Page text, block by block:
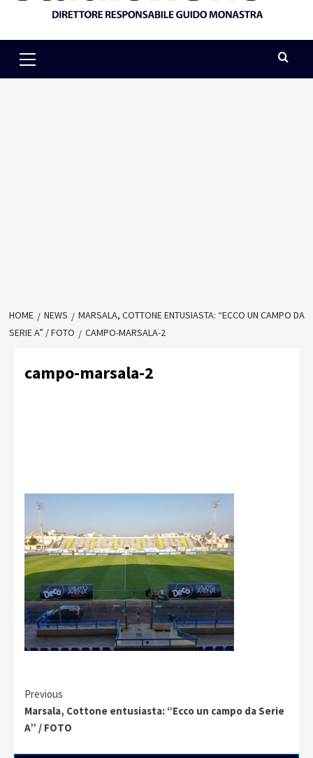
Menu
HOME NEWS
MARSALA, COTTONE ENTUSIASTA: “ECCO UN CAMPO DA
SERIE A” / FOTO
CAMPO-MARSALA-2
campo-marsala-2
Continue
Reading
Previous
Marsala, Cottone entusiasta: “Ecco un campo da Serie
A” / FOTO